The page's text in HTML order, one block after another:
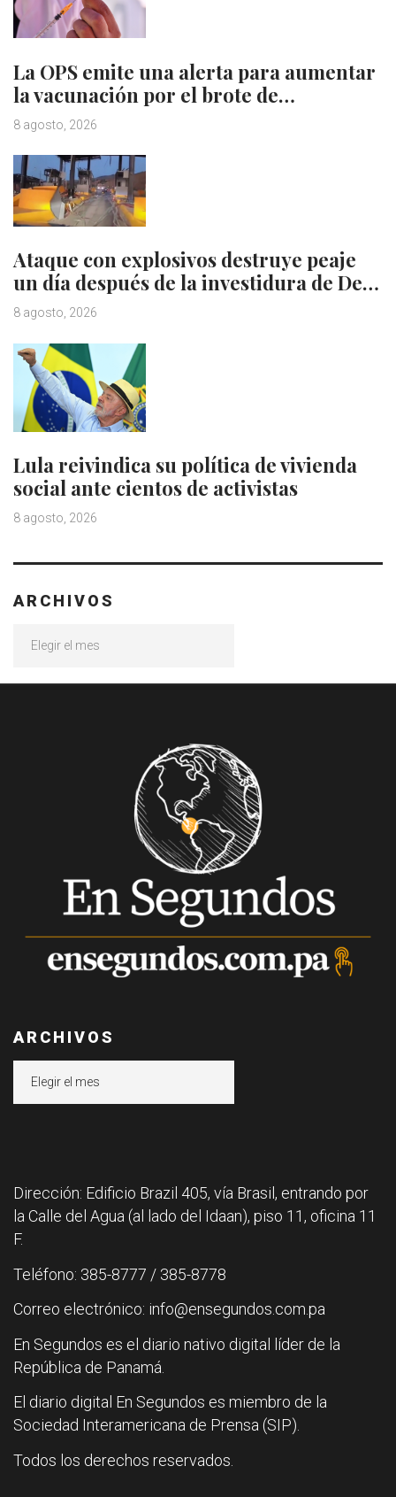
La OPS emite una alerta para aumentar
la vacunación por el brote de…
8 agosto, 2026
Ataque con explosivos destruye peaje
un día después de la investidura de De…
8 agosto, 2026
Lula reivindica su política de vivienda
social ante cientos de activistas
8 agosto, 2026
ARCHIVOS
ARCHIVOS
Dirección: Edificio Brazil 405, vía Brasil, entrando por
la Calle del Agua (al lado del Idaan), piso 11, oficina 11
F.
Teléfono: 385-8777 / 385-8778
Correo electrónico: info@ensegundos.com.pa
En Segundos es el diario nativo digital líder de la
República de Panamá.
El diario digital En Segundos es miembro de la
Sociedad Interamericana de Prensa (SIP).
Todos los derechos reservados.